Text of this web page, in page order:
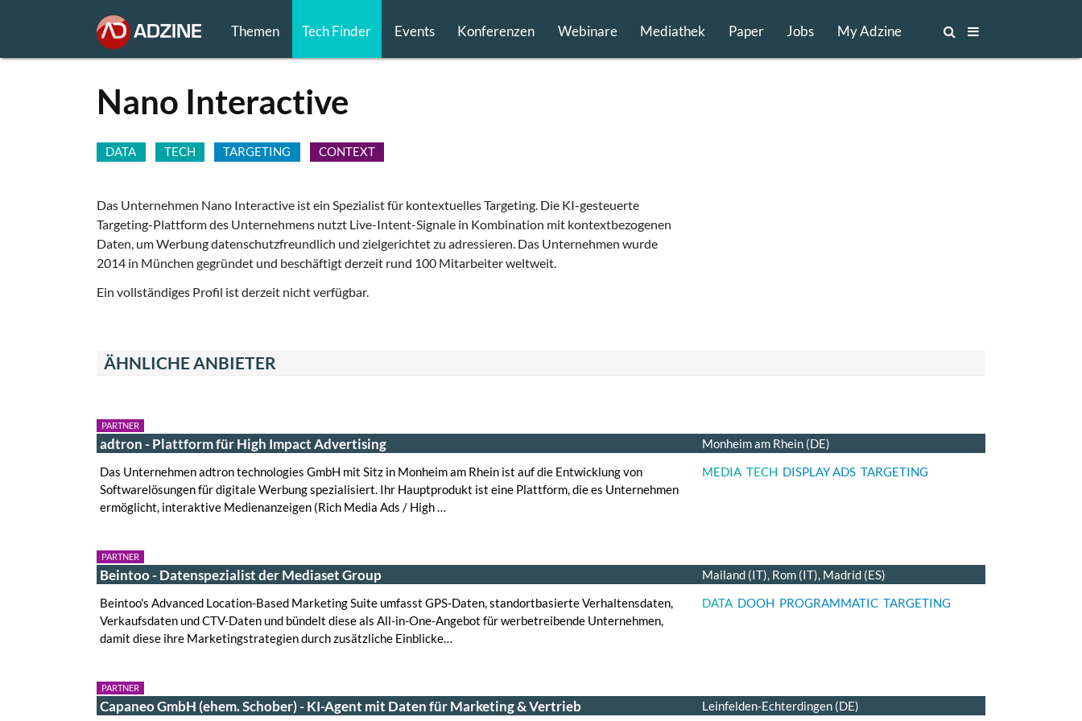
Themen Tech Finder Events Konferenzen Webinare Mediathek Paper Jobs My Adzine
Nano Interactive
DATA TECH TARGETING CONTEXT
Das Unternehmen Nano Interactive ist ein Spezialist für kontextuelles Targeting. Die KI-gesteuerte
Targeting-Plattform des Unternehmens nutzt Live-Intent-Signale in Kombination mit kontextbezogenen
Daten, um Werbung datenschutzfreundlich und zielgerichtet zu adressieren. Das Unternehmen wurde
2014 in München gegründet und beschäftigt derzeit rund 100 Mitarbeiter weltweit.
Ein vollständiges Profil ist derzeit nicht verfügbar.
ÄHNLICHE ANBIETER
PARTNER
adtron - Plattform für High Impact Advertising
Monheim am Rhein (DE)
Das Unternehmen adtron technologies GmbH mit Sitz in Monheim am Rhein ist auf die Entwicklung von
Softwarelösungen für digitale Werbung spezialisiert. Ihr Hauptprodukt ist eine Plattform, die es Unternehmen
ermöglicht, interaktive Medienanzeigen (Rich Media Ads / High …
MEDIA TECH DISPLAY ADS TARGETING
PARTNER
Beintoo - Datenspezialist der Mediaset Group
Mailand (IT), Rom (IT), Madrid (ES)
Beintoo's Advanced Location-Based Marketing Suite umfasst GPS-Daten, standortbasierte Verhaltensdaten,
Verkaufsdaten und CTV-Daten und bündelt diese als All-in-One-Angebot für werbetreibende Unternehmen,
damit diese ihre Marketingstrategien durch zusätzliche Einblicke…
DATA DOOH PROGRAMMATIC TARGETING
PARTNER
Capaneo GmbH (ehem. Schober) - KI-Agent mit Daten für Marketing & Vertrieb Leinfelden-Echterdingen (DE)